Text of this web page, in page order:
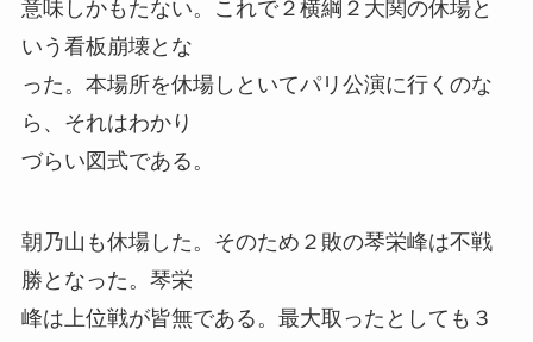
意味しかもたない。これで２横綱２大関の休場と
いう看板崩壊とな
った。本場所を休場しといてパリ公演に行くのな
ら、それはわかり
づらい図式である。
朝乃山も休場した。そのため２敗の琴栄峰は不戦
勝となった。琴栄
峰は上位戦が皆無である。最大取ったとしても３